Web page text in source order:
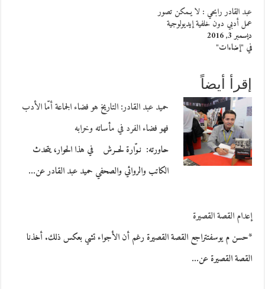
عبد القادر رابحي : لا يـمكن تصور
عمل أدبي دون خلفية إيديولوجية
ديسمبر 3, 2016
في "إضاءات"
إقرأ أيضاً
حميد عبد القادر: التاريخ هو فضاء الجماعة أمّا الأدب
فهو فضاء الفرد في مأساته وخرابه
حاورته: نـوّارة لحــرش في هذا الحوار، يتحدث
الكاتب والروائي والصحفي حميد عبد القادر عن…
إعدام القصة القصيرة
*حسن م يوسفتتراجع القصة القصيرة رغم أن الأجواء تشي بعكس ذلك. أخذنا
القصة القصيرة عن…